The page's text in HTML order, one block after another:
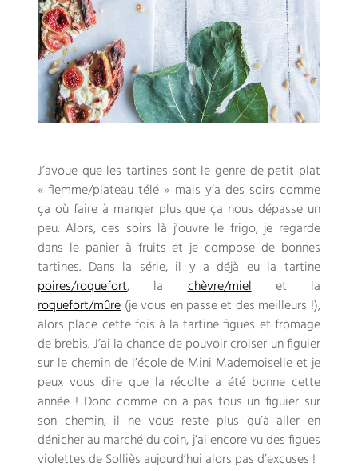
J’avoue que les tartines sont le genre de petit plat
« flemme/plateau télé » mais y’a des soirs comme
ça où faire à manger plus que ça nous dépasse un
peu. Alors, ces soirs là j’ouvre le frigo, je regarde
dans le panier à fruits et je compose de bonnes
tartines. Dans la série, il y a déjà eu la tartine
poires/roquefort, lachèvre/mielet la
roquefort/mûre(je vous en passe et des meilleurs !),
alors place cette fois à la tartine figues et fromage
de brebis. J’ai la chance de pouvoir croiser un figuier
sur le chemin de l’école de Mini Mademoiselle et je
peux vous dire que la récolte a été bonne cette
année ! Donc comme on a pas tous un figuier sur
son chemin, il ne vous reste plus qu’à aller en
dénicher au marché du coin, j’ai encore vu des figues
violettes de Solliès aujourd’hui alors pas d’excuses !